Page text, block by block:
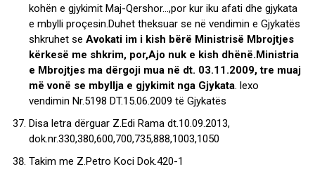
kohën e gjykimit Maj-Qershor…,por kur iku afati dhe gjykata
e mbylli proçesin.Duhet theksuar se në vendimin e Gjykatës
shkruhet se Avokati im i kish bërë Ministrisë Mbrojtjes
kërkesë me shkrim, por,Ajo nuk e kish dhënë.Ministria
e Mbrojtjes ma dërgoji mua në dt. 03.11.2009, tre muaj
më vonë se mbyllja e gjykimit nga Gjykata. lexo
vendimin Nr.5198 DT.15.06.2009 të Gjykatës
Disa letra dërguar Z.Edi Rama dt.10.09.2013,
dok.nr.330,380,600,700,735,888,1003,1050
Takim me Z.Petro Koci Dok.420-1